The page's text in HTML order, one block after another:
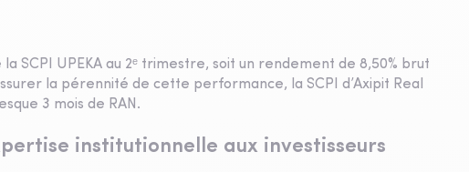
SCPI UPEKA au 2ᵉ trimestre, soit un rendement de 8,50% brut
la pérennité de cette performance, la SCPI d’Axipit Real
3 mois de RAN.
institutionnelle aux investisseurs